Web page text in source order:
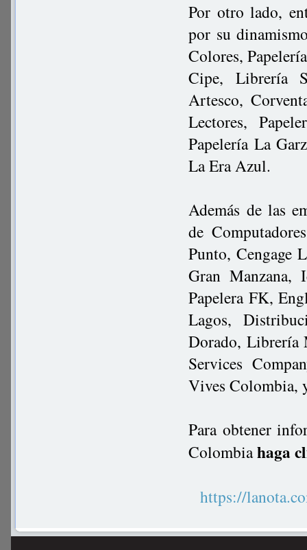
Por otro lado,
por su
Colores,
Cipe, Librería
Artesco,
Lectores,
Papelería La
La Era Azul.
Además de las
de
Punto, Cengage
Gran Manzana,
Papelera FK,
Lagos,
Dorado, Librería
Services
Vives Colombia,
Para obtener
Colombiahaga
https://